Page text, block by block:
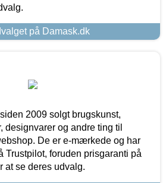
på Damask.dk
2009 solgt brugskunst,
designvarer og andre ting til
De er e-mærkede og har
Trustpilot, foruden prisgaranti på
at se deres udvalg.